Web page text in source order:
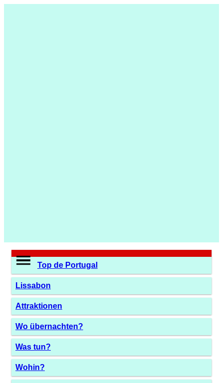
Top de Portugal
Lissabon
Attraktionen
Wo übernachten?
Was tun?
Wohin?